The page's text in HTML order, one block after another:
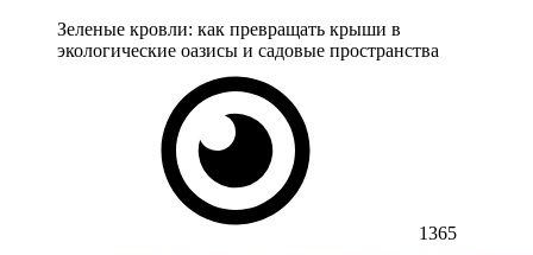
Зеленые кровли: как превращать крыши в
экологические оазисы и садовые пространства
1365